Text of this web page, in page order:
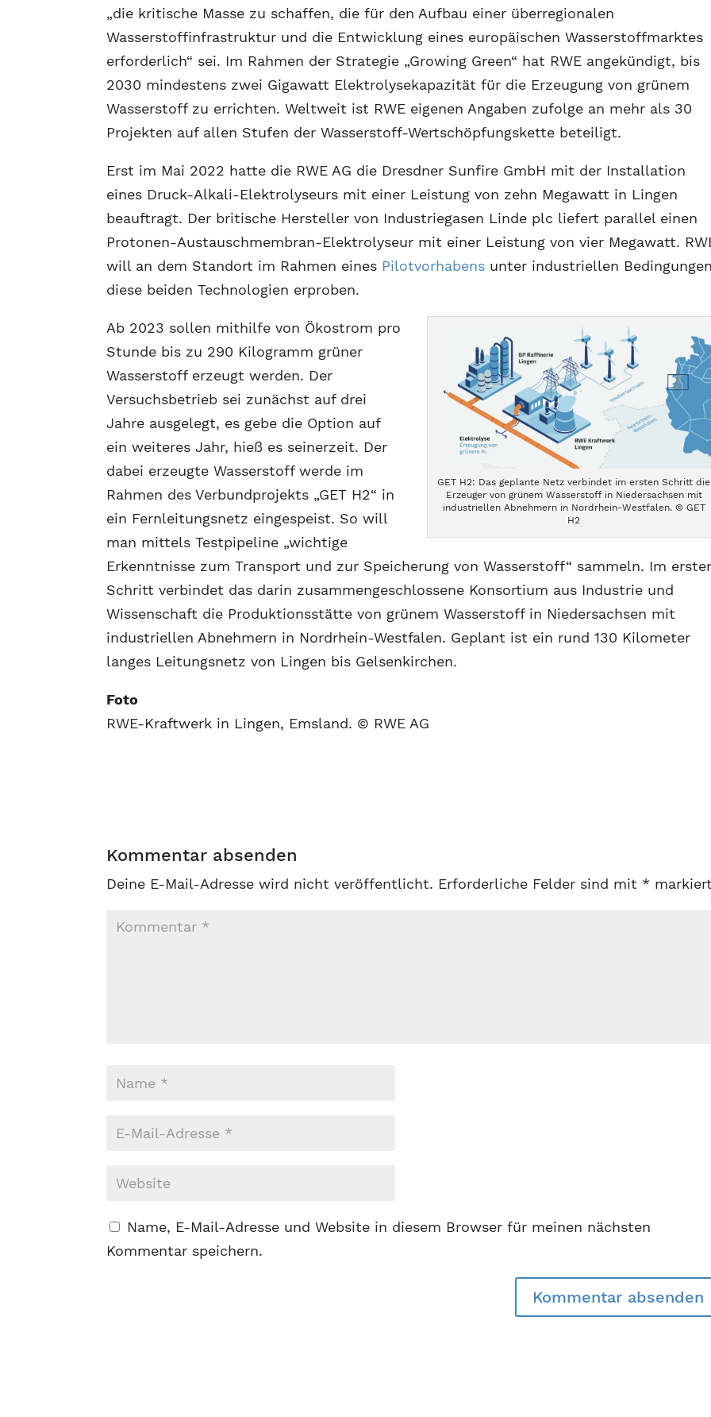
„die kritische Masse zu schaffen, die für den Aufbau einer überregionalen
Wasserstoffinfrastruktur und die Entwicklung eines europäischen Wasserstoffmarktes
erforderlich“ sei. Im Rahmen der Strategie „Growing Green“ hat RWE angekündigt, bis
2030 mindestens zwei Gigawatt Elektrolysekapazität für die Erzeugung von grünem
Wasserstoff zu errichten. Weltweit ist RWE eigenen Angaben zufolge an mehr als 30
Projekten auf allen Stufen der Wasserstoff-Wertschöpfungskette beteiligt.
Erst im Mai 2022 hatte die RWE AG die Dresdner Sunfire GmbH mit der Installation
eines Druck-Alkali-Elektrolyseurs mit einer Leistung von zehn Megawatt in Lingen
beauftragt. Der britische Hersteller von Industriegasen Linde plc liefert parallel einen
Protonen-Austauschmembran-Elektrolyseur mit einer Leistung von vier Megawatt.
will an dem Standort im Rahmen eines Pilotvorhabens unter industriellen
diese beiden Technologien erproben.
GET H2: Das geplante Netz verbindet im ersten Schritt die
Erzeuger von grünem Wasserstoff in Niedersachsen mit
industriellen Abnehmern in Nordrhein-Westfalen. © GET
H2
Ab 2023 sollen mithilfe von Ökostrom pro
Stunde bis zu 290 Kilogramm grüner
Wasserstoff erzeugt werden. Der
Versuchsbetrieb sei zunächst auf drei
Jahre ausgelegt, es gebe die Option auf
ein weiteres Jahr, hieß es seinerzeit. Der
dabei erzeugte Wasserstoff werde im
Rahmen des Verbundprojekts „GET H2“ in
ein Fernleitungsnetz eingespeist. So will
man mittels Testpipeline „wichtige
Erkenntnisse zum Transport und zur Speicherung von Wasserstoff“ sammeln. Im
Schritt verbindet das darin zusammengeschlossene Konsortium aus Industrie und
Wissenschaft die Produktionsstätte von grünem Wasserstoff in Niedersachsen mit
industriellen Abnehmern in Nordrhein-Westfalen. Geplant ist ein rund 130 Kilometer
langes Leitungsnetz von Lingen bis Gelsenkirchen.
Foto
RWE-Kraftwerk in Lingen, Emsland. © RWE AG
Kommentar absenden
Deine E-Mail-Adresse wird nicht veröffentlicht. Erforderliche Felder sind mit *
Name, E-Mail-Adresse und Website in diesem Browser für meinen nächsten
Kommentar speichern.